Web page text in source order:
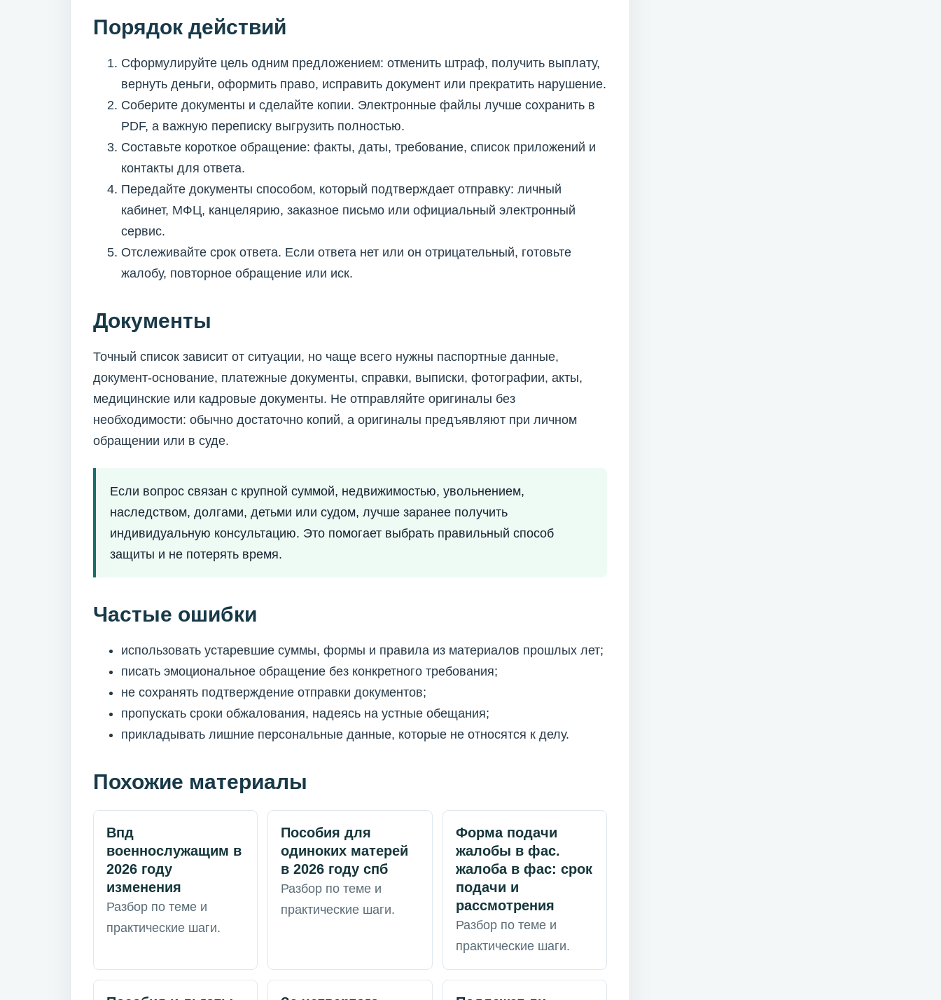
Порядок действий
Сформулируйте цель одним предложением: отменить штраф, получить выплату,
вернуть деньги, оформить право, исправить документ или прекратить нарушение.
Соберите документы и сделайте копии. Электронные файлы лучше сохранить в
PDF, а важную переписку выгрузить полностью.
Составьте короткое обращение: факты, даты, требование, список приложений и
контакты для ответа.
Передайте документы способом, который подтверждает отправку: личный
кабинет, МФЦ, канцелярию, заказное письмо или официальный электронный
сервис.
Отслеживайте срок ответа. Если ответа нет или он отрицательный, готовьте
жалобу, повторное обращение или иск.
Документы
Точный список зависит от ситуации, но чаще всего нужны паспортные данные,
документ-основание, платежные документы, справки, выписки, фотографии, акты,
медицинские или кадровые документы. Не отправляйте оригиналы без
необходимости: обычно достаточно копий, а оригиналы предъявляют при личном
обращении или в суде.
Если вопрос связан с крупной суммой, недвижимостью, увольнением,
наследством, долгами, детьми или судом, лучше заранее получить
индивидуальную консультацию. Это помогает выбрать правильный способ
защиты и не потерять время.
Частые ошибки
использовать устаревшие суммы, формы и правила из материалов прошлых лет;
писать эмоциональное обращение без конкретного требования;
не сохранять подтверждение отправки документов;
пропускать сроки обжалования, надеясь на устные обещания;
прикладывать лишние персональные данные, которые не относятся к делу.
Похожие материалы
Впд
военнослужащим в
2026 году
изменения
Разбор по теме и
практические шаги.
Пособия для
одиноких матерей
в 2026 году спб
Разбор по теме и
практические шаги.
Форма подачи
жалобы в фас.
жалоба в фас: срок
подачи и
рассмотрения
Разбор по теме и
практические шаги.